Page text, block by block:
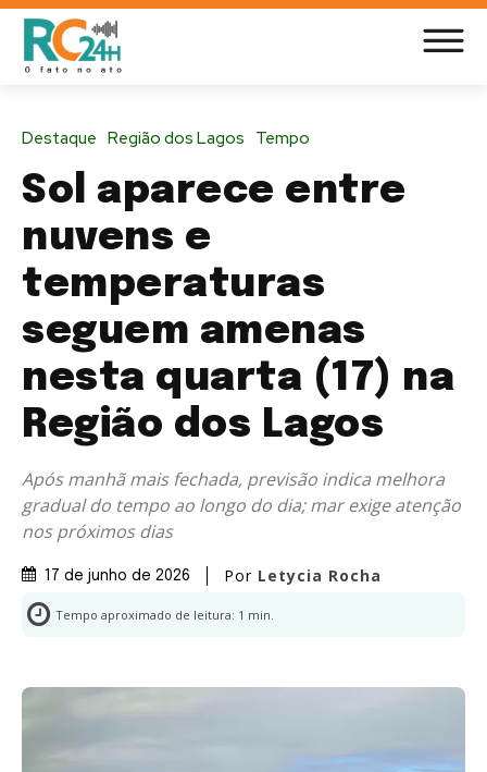
Destaque Região dos Lagos Tempo
Sol aparece entre
nuvens e
temperaturas
seguem amenas
nesta quarta (17) na
Região dos Lagos
Após manhã mais fechada, previsão indica melhora
gradual do tempo ao longo do dia; mar exige atenção
nos próximos dias
17 de junho de 2026 Por Letycia Rocha
Tempo aproximado de leitura: 1 min.